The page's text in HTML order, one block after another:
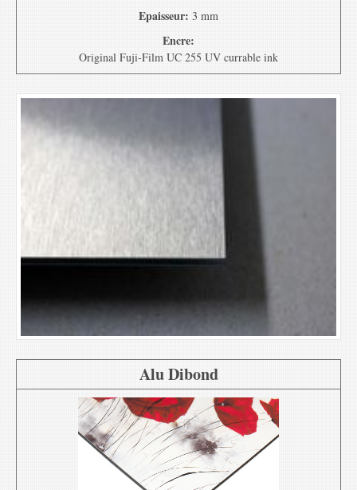
Epaisseur: 3 mm
Encre:
Original Fuji-Film UC 255 UV currable ink
Alu Dibond